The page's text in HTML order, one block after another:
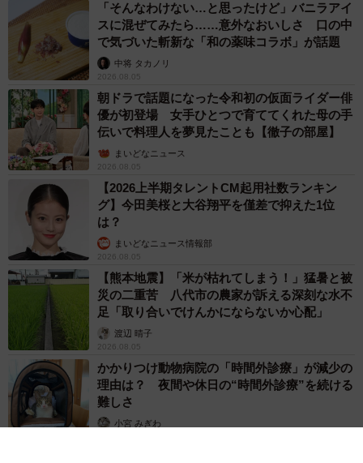
「そんなわけない…と思ったけど」バニラアイ
スに混ぜてみたら……意外なおいしさ 口の中
で気づいた斬新な「和の薬味コラボ」が話題
中将 タカノリ
2026.08.05
朝ドラで話題になった令和初の仮面ライダー俳
優が初登場 女手ひとつで育ててくれた母の手
伝いで料理人を夢見たことも【徹子の部屋】
まいどなニュース
2026.08.05
【2026上半期タレントCM起用社数ランキン
グ】今田美桜と大谷翔平を僅差で抑えた1位
は？
まいどなニュース情報部
2026.08.05
【熊本地震】「米が枯れてしまう！」猛暑と被
災の二重苦 八代市の農家が訴える深刻な水不
足「取り合いでけんかにならないか心配」
渡辺 晴子
2026.08.05
かかりつけ動物病院の「時間外診療」が減少の
理由は？ 夜間や休日の“時間外診療”を続ける
難しさ
小宮 みぎわ